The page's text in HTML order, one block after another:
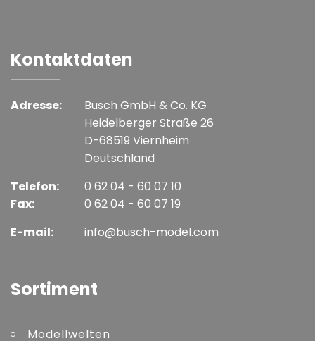
Kontaktdaten
Adresse:
Busch GmbH & Co. KG
Heidelberger Straße 26
D-68519 Viernheim
Deutschland
Telefon:
Fax:
0 62 04 - 60 07 10
0 62 04 - 60 07 19
E-mail:
info@busch-model.com
Sortiment
Modellwelten